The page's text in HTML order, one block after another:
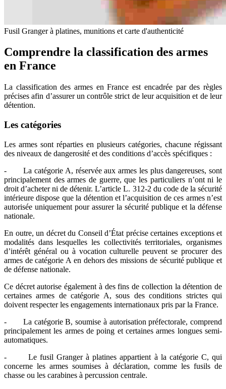
Fusil Granger à platines, munitions et carte d'authenticité
Comprendre la classification des armes
en France
La classification des armes en France est encadrée par des règles
précises afin d’assurer un contrôle strict de leur acquisition et de leur
détention.
Les catégories
Les armes sont réparties en plusieurs catégories, chacune régissant
des niveaux de dangerosité et des conditions d’accès spécifiques :
- La catégorie A, réservée aux armes les plus dangereuses, sont
principalement des armes de guerre, que les particuliers n’ont ni le
droit d’acheter ni de détenir. L’article L. 312-2 du code de la sécurité
intérieure dispose que la détention et l’acquisition de ces armes n’est
autorisée uniquement pour assurer la sécurité publique et la défense
nationale.
En outre, un décret du Conseil d’État précise certaines exceptions et
modalités dans lesquelles les collectivités territoriales, organismes
d’intérêt général ou à vocation culturelle peuvent se procurer des
armes de catégorie A en dehors des missions de sécurité publique et
de défense nationale.
Ce décret autorise également à des fins de collection la détention de
certaines armes de catégorie A, sous des conditions strictes qui
doivent respecter les engagements internationaux pris par la France.
- La catégorie B, soumise à autorisation préfectorale, comprend
principalement les armes de poing et certaines armes longues semi-
automatiques.
- Le fusil Granger à platines appartient à la catégorie C, qui
concerne les armes soumises à déclaration, comme les fusils de
chasse ou les carabines à percussion centrale.